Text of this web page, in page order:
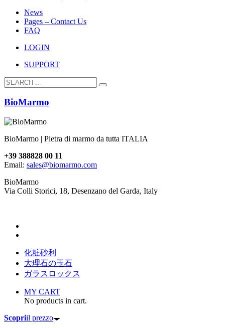
News
Pages – Contact Us
FAQ
LOGIN
SUPPORT
BioMarmo
BioMarmo | Pietra di marmo da tutta ITALIA
+39 388828 00 11
Email: sales@biomarmo.com
BioMarmo
Via Colli Storici, 18, Desenzano del Garda, Italy
化粧砂利
大理石の玉石
ガラスロックス
MY CART
No products in cart.
Scopriil prezzo